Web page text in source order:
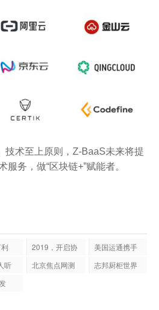
术至上原则，Z-BaaS未来将提
务，做“区块链+”赋能者。
2019，开启协
美国运通携手
听
北京焦点网测
志邦厨柜世界